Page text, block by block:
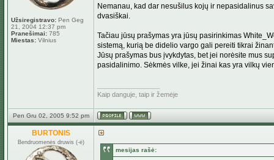
Užsiregistravo: Pen Geg
21, 2004 12:37 pm
Pranešimai: 785
Miestas: Vilnius
Nemanau, kad dar nesušilus kojų ir nepasidalinus
dvasiškai.
Tačiau jūsų prašymas yra jūsų pasirinkimas
sistemą, kurią be didelio vargo gali pereiti tikrai
Jūsų prašymas bus įvykdytas, bet jei norėsite mus
pasidalinimo. Sėkmės vilke, jei žinai kas yra vilkų
Kaip danguje, taip ir žemėje
Pen Gru 02, 2005 9:52 pm
BURTONIS
Bendruomenės druwis (-ė)
mesijas rašė: